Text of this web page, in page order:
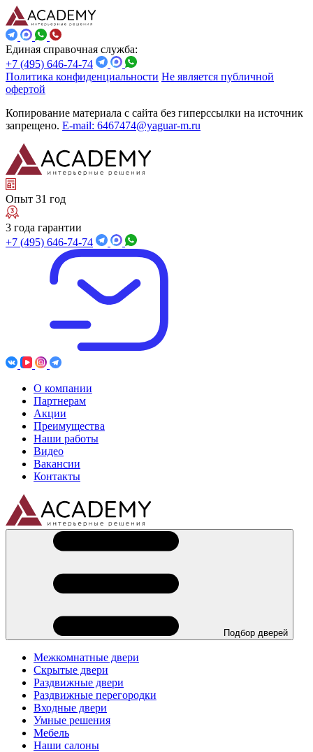
Единая справочная служба:
+7 (495) 646-74-74
Политика конфиденциальности Не является публичной
офертой
Копирование материала с сайта без гиперссылки на источник
запрещено. E-mail: 6467474@yaguar-m.ru
Опыт 31 год
3 года гарантии
+7 (495) 646-74-74
О компании
Партнерам
Акции
Преимущества
Наши работы
Видео
Вакансии
Контакты
Подбор дверей
Межкомнатные двери
Скрытые двери
Раздвижные двери
Раздвижные перегородки
Входные двери
Умные решения
Мебель
Наши салоны